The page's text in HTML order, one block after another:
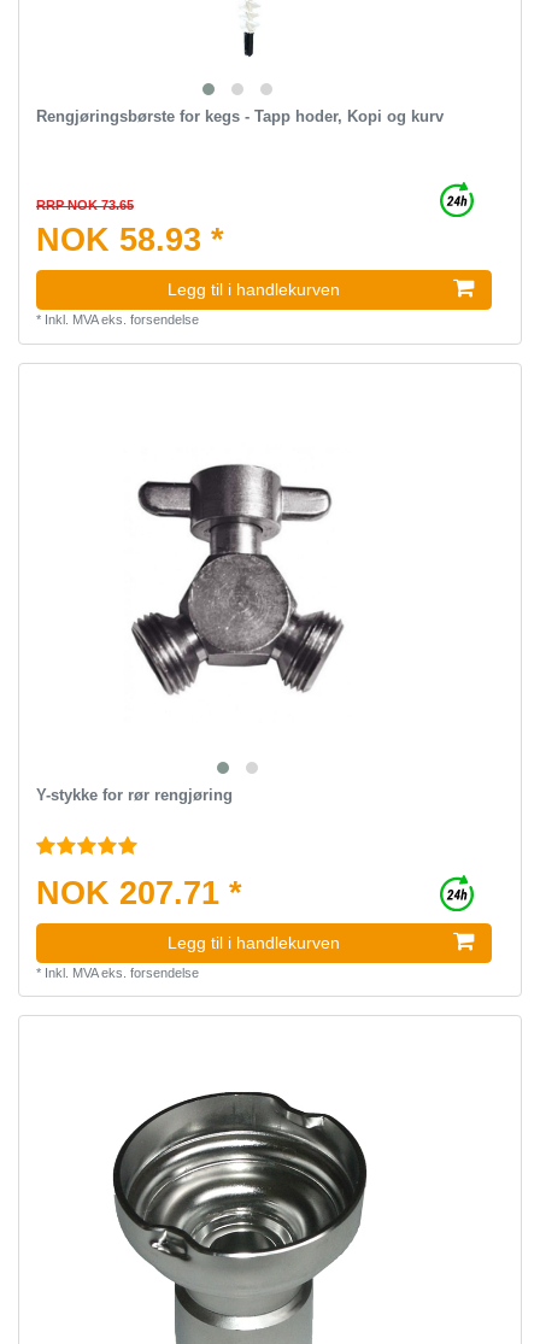
Rengjøringsbørste for kegs - Tapp hoder, Kopi og kurv
RRP NOK 73.65
NOK 58.93 *
Legg til i handlekurven
* Inkl. MVAeks. forsendelse
Y-stykke for rør rengjøring
NOK 207.71 *
Legg til i handlekurven
* Inkl. MVAeks. forsendelse